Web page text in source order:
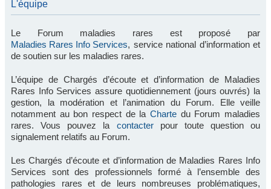
L'équipe
Le Forum maladies rares est proposé par
Maladies Rares Info Services, service national d’information et
de soutien sur les maladies rares.
L’équipe de Chargés d’écoute et d’information de Maladies
Rares Info Services assure quotidiennement (jours ouvrés) la
gestion, la modération et l’animation du Forum. Elle veille
notamment au bon respect de la Charte du Forum maladies
rares. Vous pouvez la contacterpour toute question ou
signalement relatifs au Forum.
Les Chargés d’écoute et d’information de Maladies Rares Info
Services sont des professionnels formé à l’ensemble des
pathologies rares et de leurs nombreuses problématiques,